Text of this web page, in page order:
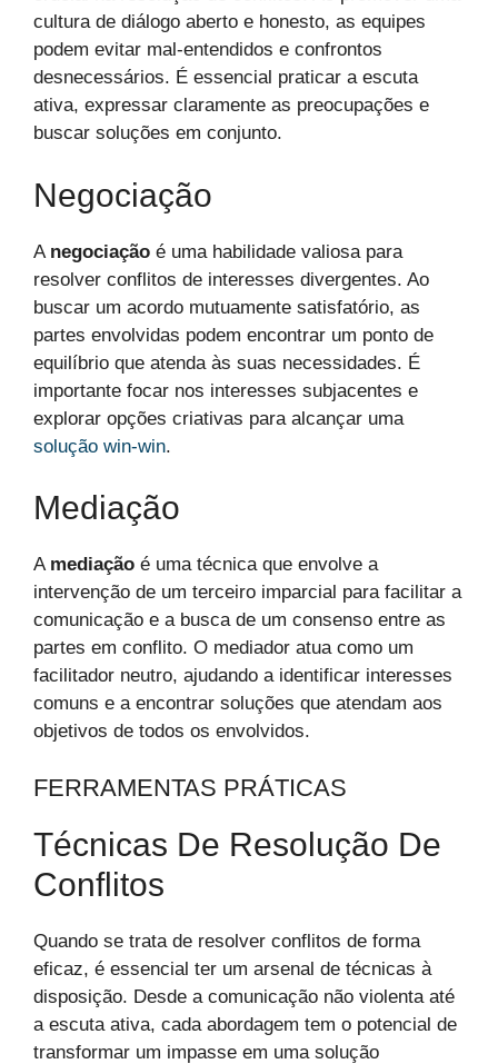
cultura de diálogo aberto e honesto, as equipes
podem evitar mal-entendidos e confrontos
desnecessários. É essencial praticar a escuta
ativa, expressar claramente as preocupações e
buscar soluções em conjunto.
Negociação
A negociação é uma habilidade valiosa para
resolver conflitos de interesses divergentes. Ao
buscar um acordo mutuamente satisfatório, as
partes envolvidas podem encontrar um ponto de
equilíbrio que atenda às suas necessidades. É
importante focar nos interesses subjacentes e
explorar opções criativas para alcançar uma
solução win-win.
Mediação
A mediação é uma técnica que envolve a
intervenção de um terceiro imparcial para facilitar a
comunicação e a busca de um consenso entre as
partes em conflito. O mediador atua como um
facilitador neutro, ajudando a identificar interesses
comuns e a encontrar soluções que atendam aos
objetivos de todos os envolvidos.
FERRAMENTAS PRÁTICAS
Técnicas De Resolução De
Conflitos
Quando se trata de resolver conflitos de forma
eficaz, é essencial ter um arsenal de técnicas à
disposição. Desde a comunicação não violenta até
a escuta ativa, cada abordagem tem o potencial de
transformar um impasse em uma solução